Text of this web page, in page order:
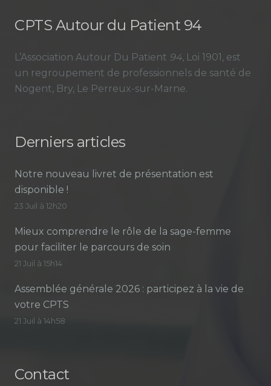
CPTS Autour du Patient 94
L’Association Autour Du Patient 94, Loi 1901, est
un regroupement de professionnels de santé de
Nogent, Bry, Le Perreux-sur-Marne.
Derniers articles
Notre nouveau livret de présentation est
disponible !
23 Juil à 12h20
Mieux comprendre le rôle de la sage-femme
pour faciliter le parcours de soin
21 Juil à 15h14
Assemblée générale 2026 : participez à la vie de
votre CPTS
21 Juil à 14h58
Contact